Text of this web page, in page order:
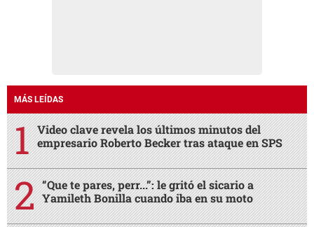
MÁS LEÍDAS
Video clave revela los últimos minutos del
empresario Roberto Becker tras ataque en SPS
“Que te pares, perr...”: le gritó el sicario a
Yamileth Bonilla cuando iba en su moto